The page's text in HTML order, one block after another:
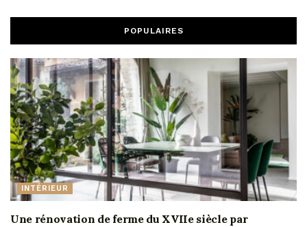
POPULAIRES
INTÉRIEUR
Une rénovation de ferme du XVIIe siècle par